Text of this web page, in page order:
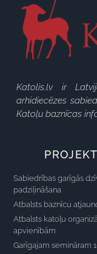
Katolis.lv ir
arhidiecēzes
Katoļu baznīcas
Sabiedrības garīgās
padziļināšana
Atbalsts baznīcu
Atbalsts katoļu
apvienībām
Garīgajam semināram